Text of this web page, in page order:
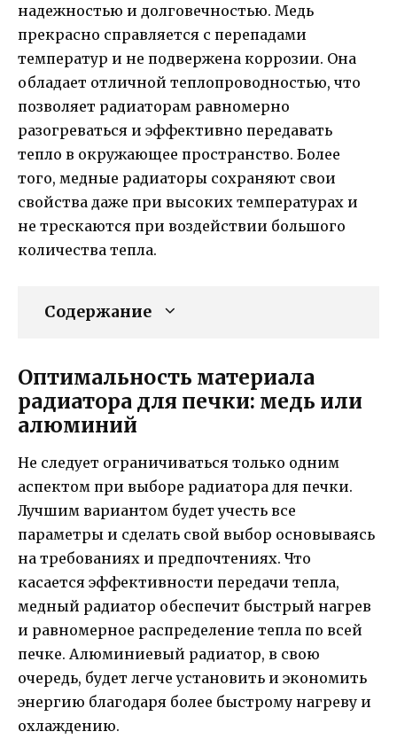
надежностью и долговечностью. Медь
прекрасно справляется с перепадами
температур и не подвержена коррозии. Она
обладает отличной теплопроводностью, что
позволяет радиаторам равномерно
разогреваться и эффективно передавать
тепло в окружающее пространство. Более
того, медные радиаторы сохраняют свои
свойства даже при высоких температурах и
не трескаются при воздействии большого
количества тепла.
Содержание
Оптимальность материала
радиатора для печки: медь или
алюминий
Не следует ограничиваться только одним
аспектом при выборе радиатора для печки.
Лучшим вариантом будет учесть все
параметры и сделать свой выбор основываясь
на требованиях и предпочтениях. Что
касается эффективности передачи тепла,
медный радиатор обеспечит быстрый нагрев
и равномерное распределение тепла по всей
печке. Алюминиевый радиатор, в свою
очередь, будет легче установить и экономить
энергию благодаря более быстрому нагреву и
охлаждению.